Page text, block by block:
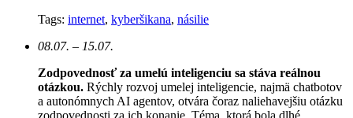
Tags: internet, kyberšikana, násilie
08.07. – 15.07.
Zodpovednosť za umelú inteligenciu sa stáva reálnou
otázkou. Rýchly rozvoj umelej inteligencie, najmä chatbotov
a autonómnych AI agentov, otvára čoraz naliehavejšiu otázku
zodpovednosti za ich konanie. Téma, ktorá bola dlhé